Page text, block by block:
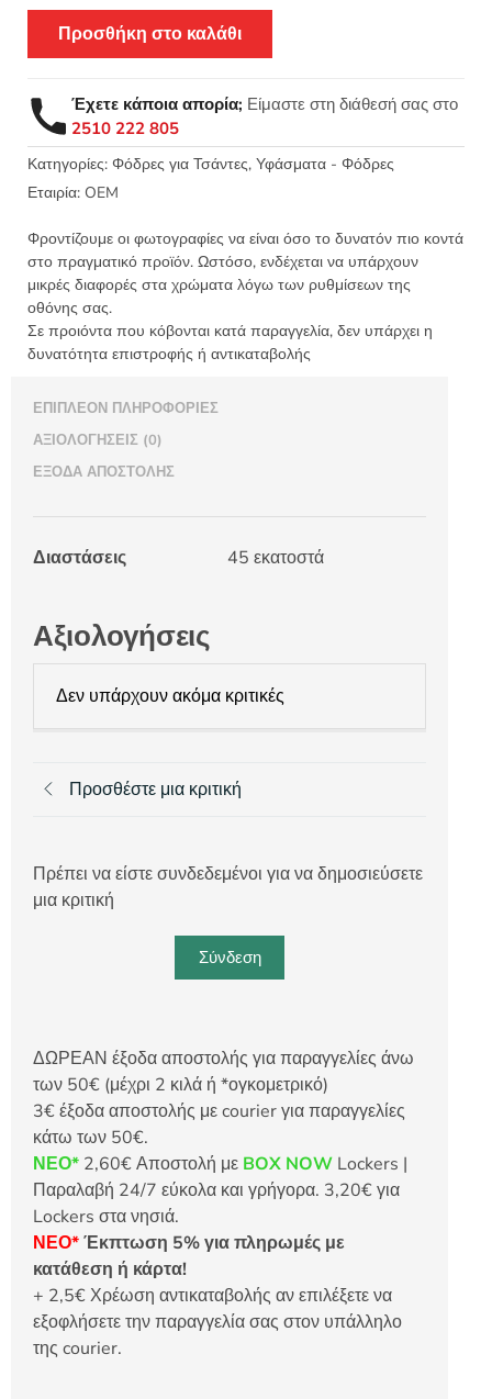
Προσθήκη στο καλάθι
Έχετε κάποια απορία; Είμαστε στη διάθεσή σας στο
2510 222 805
Κατηγορίες: Φόδρες για Τσάντες, Υφάσματα - Φόδρες
Εταιρία: OEM
Φροντίζουμε οι φωτογραφίες να είναι όσο το δυνατόν πιο κοντά
στο πραγματικό προϊόν. Ωστόσο, ενδέχεται να υπάρχουν
μικρές διαφορές στα χρώματα λόγω των ρυθμίσεων της
οθόνης σας.
Σε προιόντα που κόβονται κατά παραγγελία, δεν υπάρχει η
δυνατότητα επιστροφής ή αντικαταβολής
ΕΠΙΠΛΈΟΝ ΠΛΗΡΟΦΟΡΊΕΣ
ΑΞΙΟΛΟΓΉΣΕΙΣ (0)
ΈΞΟΔΑ ΑΠΟΣΤΟΛΉΣ
Διαστάσεις 45 εκατοστά
Αξιολογήσεις
Δεν υπάρχουν ακόμα κριτικές
Προσθέστε μια κριτική
Πρέπει να είστε συνδεδεμένοι για να δημοσιεύσετε
μια κριτική
Σύνδεση
ΔΩΡΕΑΝ έξοδα αποστολής για παραγγελίες άνω
των 50€ (μέχρι 2 κιλά ή *ογκομετρικό)
3€ έξοδα αποστολής με courier για παραγγελίες
κάτω των 50€.
ΝΕΟ* 2,60€ Αποστολή με BOX NOW Lockers |
Παραλαβή 24/7 εύκολα και γρήγορα. 3,20€ για
Lockers στα νησιά.
ΝΕΟ*Έκπτωση 5% για πληρωμές με
κατάθεση ή κάρτα!
+ 2,5€ Χρέωση αντικαταβολής αν επιλέξετε να
εξοφλήσετε την παραγγελία σας στον υπάλληλο
της courier.